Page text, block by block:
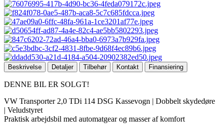
Beskrivelse Detaljer Tilbehør Kontakt Finansiering
DENNE BIL ER SOLGT!
VW Transporter 2,0 TDi 114 DSG Kassevogn | Dobbelt skydedøre
| Veludstyret
Praktisk arbejdsbil med automatgear og masser af komfort